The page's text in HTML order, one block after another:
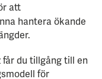
att
hantera ökande
får du tillgång till en
för